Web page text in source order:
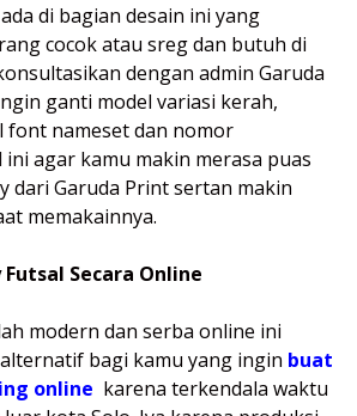
di bagian desain ini yang
cocok atau sreg dan butuh di
dengan admin Garuda
ganti model variasi kerah,
font nameset dan nomor
agar kamu makin merasa puas
dari Garuda Print sertan makin
memakainnya.
Futsal Secara Online
modern dan serba online ini
bagi kamu yang ingin buat
online karena terkendala waktu